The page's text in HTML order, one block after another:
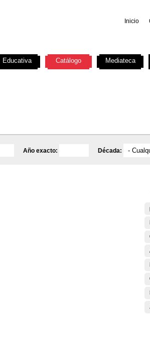
Inicio
Año exacto: Década:
Educativa Catálogo Mediateca